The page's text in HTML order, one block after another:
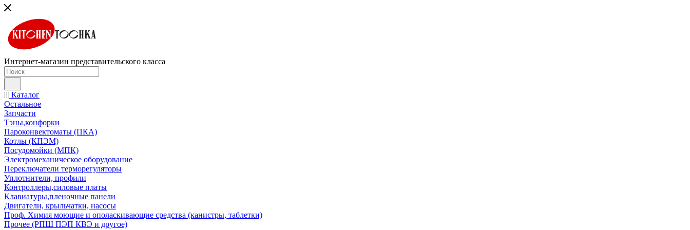
Интернет-магазин представительского класса
Каталог
Остальное
Запчасти
Тэны,конфорки
Пароконвектоматы (ПКА)
Котлы (КПЭМ)
Посудомойки (МПК)
Электромеханическое оборудование
Переключатели терморегуляторы
Уплотнители, профили
Контроллеры,силовые платы
Клавиатуры,пленочные панели
Двигатели, крыльчатки, насосы
Проф. Химия моющие и ополаскивающие средства (канистры, таблетки)
Прочее (РПШ ПЭП КВЭ и другое)